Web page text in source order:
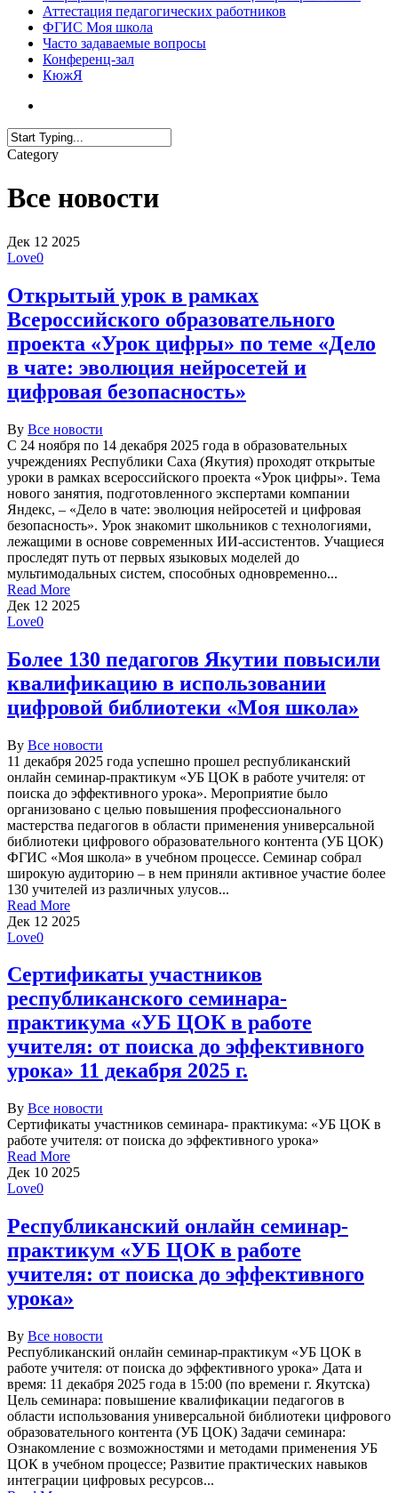
Аттестация педагогических работников
ФГИС Моя школа
Часто задаваемые вопросы
Конференц-зал
КюжЯ
Category
Все новости
Дек 12 2025
Love0
Открытый урок в рамках
Всероссийского образовательного
проекта «Урок цифры» по теме «Дело
в чате: эволюция нейросетей и
цифровая безопасность»
By Все новости
С 24 ноября по 14 декабря 2025 года в образовательных
учреждениях Республики Саха (Якутия) проходят открытые
уроки в рамках всероссийского проекта «Урок цифры». Тема
нового занятия, подготовленного экспертами компании
Яндекс, – «Дело в чате: эволюция нейросетей и цифровая
безопасность». Урок знакомит школьников с технологиями,
лежащими в основе современных ИИ-ассистентов. Учащиеся
проследят путь от первых языковых моделей до
мультимодальных систем, способных одновременно...
Read More
Дек 12 2025
Love0
Более 130 педагогов Якутии повысили
квалификацию в использовании
цифровой библиотеки «Моя школа»
By Все новости
11 декабря 2025 года успешно прошел республиканский
онлайн семинар-практикум «УБ ЦОК в работе учителя: от
поиска до эффективного урока». Мероприятие было
организовано с целью повышения профессионального
мастерства педагогов в области применения универсальной
библиотеки цифрового образовательного контента (УБ ЦОК)
ФГИС «Моя школа» в учебном процессе. Семинар собрал
широкую аудиторию – в нем приняли активное участие более
130 учителей из различных улусов...
Read More
Дек 12 2025
Love0
Сертификаты участников
республиканского семинара-
практикума «УБ ЦОК в работе
учителя: от поиска до эффективного
урока» 11 декабря 2025 г.
By Все новости
Сертификаты участников семинара- практикума: «УБ ЦОК в
работе учителя: от поиска до эффективного урока»
Read More
Дек 10 2025
Love0
Республиканский онлайн семинар-
практикум «УБ ЦОК в работе
учителя: от поиска до эффективного
урока»
By Все новости
Республиканский онлайн семинар-практикум «УБ ЦОК в
работе учителя: от поиска до эффективного урока» Дата и
время: 11 декабря 2025 года в 15:00 (по времени г. Якутска)
Цель семинара: повышение квалификации педагогов в
области использования универсальной библиотеки цифрового
образовательного контента (УБ ЦОК) Задачи семинара:
Ознакомление с возможностями и методами применения УБ
ЦОК в учебном процессе; Развитие практических навыков
интеграции цифровых ресурсов...